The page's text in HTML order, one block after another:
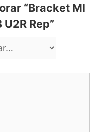
“Bracket Ml
Rep”